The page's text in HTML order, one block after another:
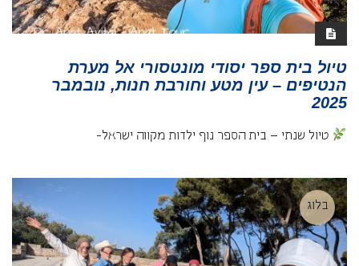
טיול בית ספר יסודי מונטסורי אל מערת
הנטיפים – עין מטע וחורבת חנות, נובמבר
2025
טיול שנתי – בית הספר נוף ילדות מקווה ישראל-
בלוג